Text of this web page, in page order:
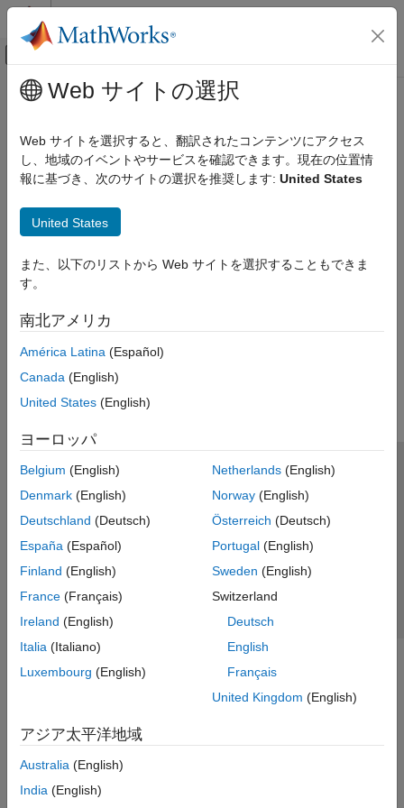
コンテンツへスキップ
オフキャンバス ナビゲーション メ
ドキュメンテーションのホーム
メインコンテンツ
Web サイトの選択
Web サイトを選択すると、翻訳されたコンテンツにアクセス
し、地域のイベントやサービスを確認できます。現在の位置情
報に基づき、次のサイトの選択を推奨します: United States
United States
また、以下のリストから Web サイトを選択することもできま
す。
南北アメリカ
América Latina (Español)
Canada (English)
United States (English)
ヨーロッパ
Belgium (English)
Denmark (English)
Deutschland (Deutsch)
España (Español)
Finland (English)
France (Français)
Ireland (English)
Italia (Italiano)
Luxembourg (English)
Netherlands(English)
Norway(English)
Österreich (Deutsch)
Portugal(English)
Sweden (English)
Switzerland
Deutsch
English
Français
United Kingdom (English)
アジア太平洋地域
Australia (English)
India (English)
トラストセンター
プライバシー ポリシー
違法コピー防止
アプリケーション ステータス
© 1994-2026 The MathWorks, Inc.